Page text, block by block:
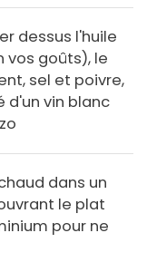
dessus l'huile
vos goûts), le
sel et poivre,
d'un vin blanc
dans un
le plat
pour ne